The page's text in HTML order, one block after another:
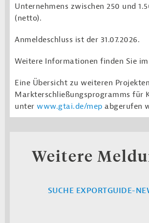
Unternehmens zwischen 250 und
(netto).
Anmeldeschluss ist der 31.07.2026.
Weitere Informationen finden Sie im
Eine Übersicht zu weiteren
Markterschließungsprogramms für
unter www.gtai.de/mep abgerufen
Weitere
SUCHE EXPORTGUIDE-